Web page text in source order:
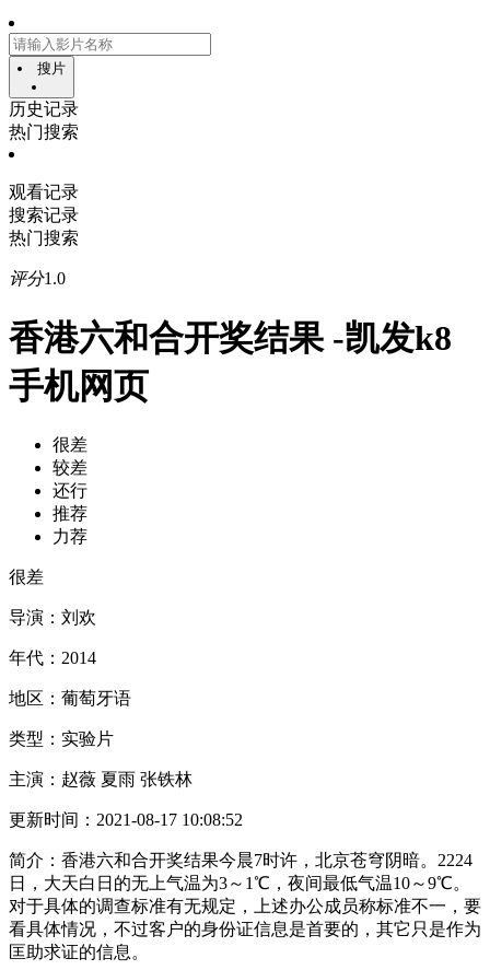
搜片
历史记录
热门搜索
观看记录
搜索记录
热门搜索
评分1.0
香港六和合开奖结果 -凯发k8
手机网页
很差
较差
还行
推荐
力荐
很差
导演： 刘欢
年代： 2014
地区： 葡萄牙语
类型： 实验片
主演： 赵薇 夏雨 张铁林
更新时间： 2021-08-17 10:08:52
简介： 香港六和合开奖结果今晨7时许，北京苍穹阴暗。2224
日，大天白日的无上气温为3～1℃，夜间最低气温10～9℃。
对于具体的调查标准有无规定，上述办公成员称标准不一，要
看具体情况，不过客户的身份证信息是首要的，其它只是作为
匡助求证的信息。